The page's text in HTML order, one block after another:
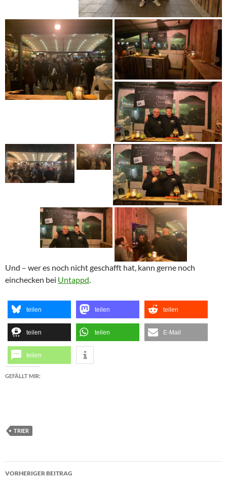
Und – wer es noch nicht geschafft hat, kann gerne noch
einchecken bei Untappd.
teilen teilen teilen
teilen teilen E-Mail
teilen
GEFÄLLT MIR:
TRIER
Beitragsnavigation
VORHERIGER BEITRAG